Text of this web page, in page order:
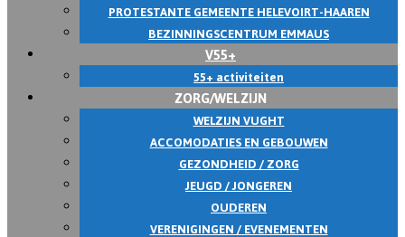
PROTESTANTE GEMEENTE HELEVOIRT-HAAREN
BEZINNINGSCENTRUM EMMAUS
V55+
55+ activiteiten
ZORG/WELZIJN
WELZIJN VUGHT
ACCOMODATIES EN GEBOUWEN
GEZONDHEID / ZORG
JEUGD / JONGEREN
OUDEREN
VERENIGINGEN / EVENEMENTEN